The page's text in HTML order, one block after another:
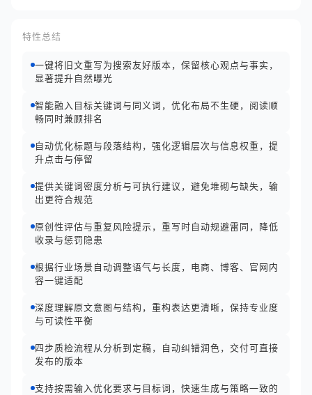
特性总结
一键将旧文重写为搜索友好版本，保留核心观点与事实，
显著提升自然曝光
智能融入目标关键词与同义词，优化布局不生硬，阅读顺
畅同时兼顾排名
自动优化标题与段落结构，强化逻辑层次与信息权重，提
升点击与停留
提供关键词密度分析与可执行建议，避免堆砌与缺失，输
出更符合规范
原创性评估与重复风险提示，重写时自动规避雷同，降低
收录与惩罚隐患
根据行业场景自动调整语气与长度，电商、博客、官网内
容一键适配
深度理解原文意图与结构，重构表达更清晰，保持专业度
与可读性平衡
四步质检流程从分析到定稿，自动纠错润色，交付可直接
发布的版本
支持按需输入优化要求与目标词，快速生成与策略一致的